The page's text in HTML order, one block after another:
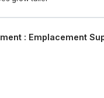
: Emplacement